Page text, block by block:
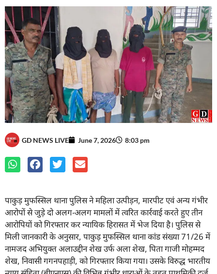
GD NEWS LIVE June 7, 2026 8:03 pm
पाकुड़ मुफस्सिल थाना पुलिस ने महिला उत्पीड़न, मारपीट एवं अन्य गंभीर
आरोपों से जुड़े दो अलग-अलग मामलों में त्वरित कार्रवाई करते हुए तीन
आरोपियों को गिरफ्तार कर न्यायिक हिरासत में भेज दिया है। पुलिस से
मिली जानकारी के अनुसार, पाकुड़ मुफस्सिल थाना कांड संख्या 71/26 में
नामजद अभियुक्त अलाउद्दीन शेख उर्फ अला शेख, पिता गाजी मोहम्मद
शेख, निवासी गगनपहाड़ी, को गिरफ्तार किया गया। उसके विरुद्ध भारतीय